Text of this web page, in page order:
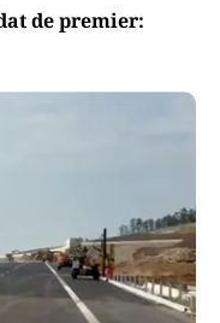
de premier: